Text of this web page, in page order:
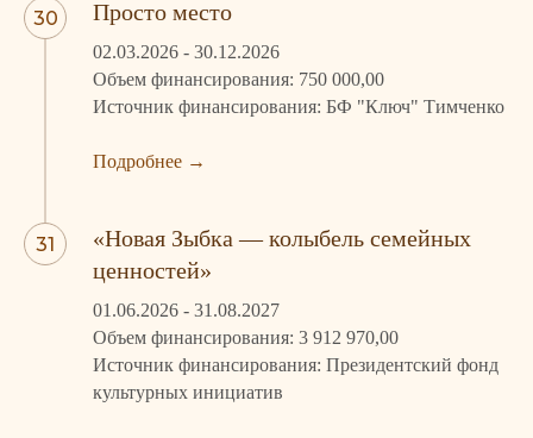
Просто место
02.03.2026 - 30.12.2026
Объем финансирования: 750 000,00
Источник финансирования: БФ "Ключ" Тимченко
Подробнее →
«Новая Зыбка — колыбель семейных
ценностей»
01.06.2026 - 31.08.2027
Объем финансирования: 3 912 970,00
Источник финансирования: Президентский фонд
культурных инициатив